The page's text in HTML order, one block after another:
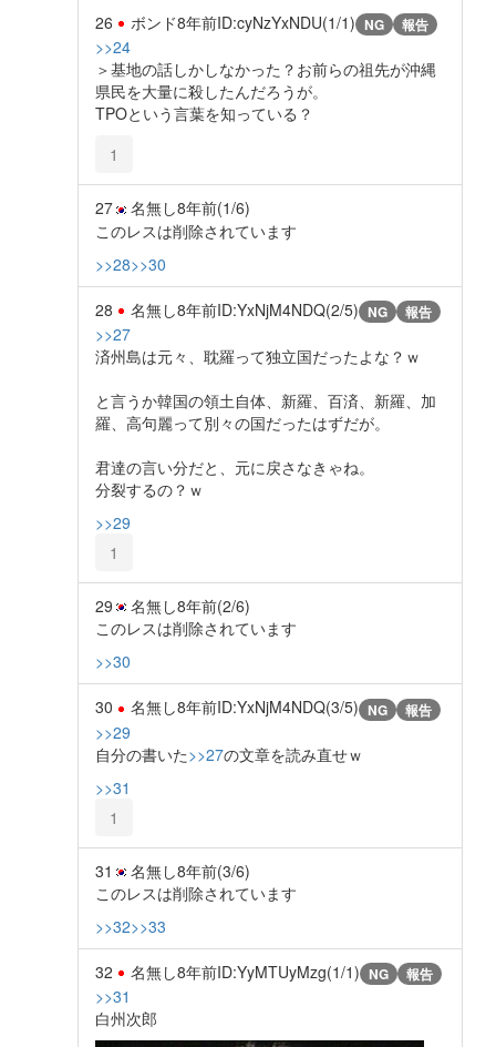
26 ボンド8年前ID:cyNzYxNDU(1/1) NG 報告
>>24
＞基地の話しかしなかった？お前らの祖先が沖縄
県民を大量に殺したんだろうが。
TPOという言葉を知っている？
1
27 名無し8年前(1/6)
このレスは削除されています
>>28>>30
28 名無し8年前ID:YxNjM4NDQ(2/5) NG 報告
>>27
済州島は元々、耽羅って独立国だったよな？ｗ
と言うか韓国の領土自体、新羅、百済、新羅、加
羅、高句麗って別々の国だったはずだが。
君達の言い分だと、元に戻さなきゃね。
分裂するの？ｗ
>>29
1
29 名無し8年前(2/6)
このレスは削除されています
>>30
30 名無し8年前ID:YxNjM4NDQ(3/5) NG 報告
>>29
自分の書いた>>27の文章を読み直せｗ
>>31
1
31 名無し8年前(3/6)
このレスは削除されています
>>32>>33
32 名無し8年前ID:YyMTUyMzg(1/1) NG 報告
>>31
白州次郎